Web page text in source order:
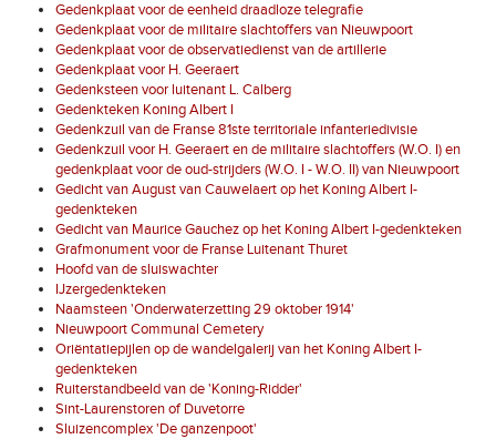
Gedenkplaat voor de eenheid draadloze telegrafie
Gedenkplaat voor de militaire slachtoffers van Nieuwpoort
Gedenkplaat voor de observatiedienst van de artillerie
Gedenkplaat voor H. Geeraert
Gedenksteen voor luitenant L. Calberg
Gedenkteken Koning Albert I
Gedenkzuil van de Franse 81ste territoriale infanteriedivisie
Gedenkzuil voor H. Geeraert en de militaire slachtoffers (W.O. I) en
gedenkplaat voor de oud-strijders (W.O. I - W.O. II) van Nieuwpoort
Gedicht van August van Cauwelaert op het Koning Albert I-
gedenkteken
Gedicht van Maurice Gauchez op het Koning Albert I-gedenkteken
Grafmonument voor de Franse Luitenant Thuret
Hoofd van de sluiswachter
IJzergedenkteken
Naamsteen 'Onderwaterzetting 29 oktober 1914'
Nieuwpoort Communal Cemetery
Oriëntatiepijlen op de wandelgalerij van het Koning Albert I-
gedenkteken
Ruiterstandbeeld van de 'Koning-Ridder'
Sint-Laurenstoren of Duvetorre
Sluizencomplex 'De ganzenpoot'